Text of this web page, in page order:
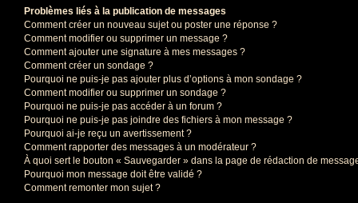
Problèmes liés à la publication de messages
Comment créer un nouveau sujet ou poster une réponse ?
Comment modifier ou supprimer un message ?
Comment ajouter une signature à mes messages ?
Comment créer un sondage ?
Pourquoi ne puis-je pas ajouter plus d’options à mon sondage ?
Comment modifier ou supprimer un sondage ?
Pourquoi ne puis-je pas accéder à un forum ?
Pourquoi ne puis-je pas joindre des fichiers à mon message ?
Pourquoi ai-je reçu un avertissement ?
Comment rapporter des messages à un modérateur ?
À quoi sert le bouton « Sauvegarder » dans la page de rédaction de
Pourquoi mon message doit être validé ?
Comment remonter mon sujet ?